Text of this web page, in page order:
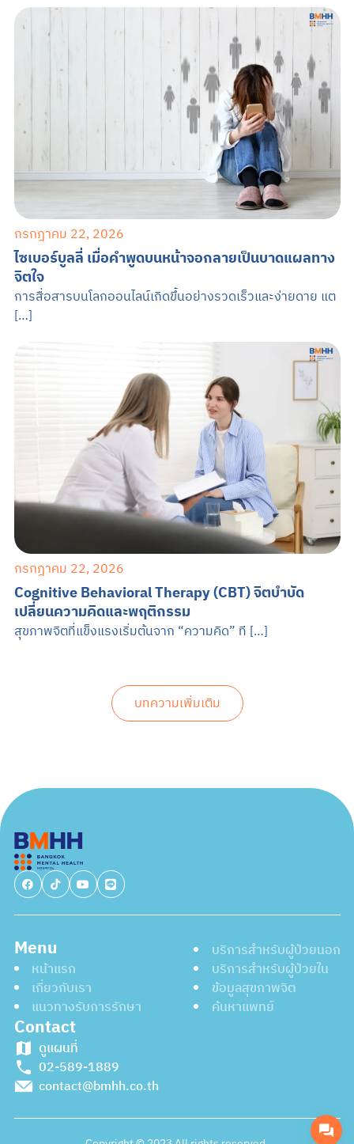
กรกฎาคม 22, 2026
ไซเบอร์บูลลี่ เมื่อคำพูดบนหน้าจอกลายเป็นบาดแผลทาง
จิตใจ
การสื่อสารบนโลกออนไลน์เกิดขึ้นอย่างรวดเร็วและง่ายดาย แต
[…]
กรกฎาคม 22, 2026
Cognitive Behavioral Therapy (CBT) จิตบำบัด
เปลี่ยนความคิดและพฤติกรรม
สุขภาพจิตที่แข็งแรงเริ่มต้นจาก “ความคิด” ที […]
บทความเพิ่มเติม
Menu
หน้าแรก
เกี่ยวกับเรา
แนวทางรับการรักษา
บริการสำหรับผู้ป่วยนอก
บริการสำหรับผู้ป่วยใน
ข้อมูลสุขภาพจิต
ค้นหาแพทย์
Contact
ดูแผนที่
02-589-1889
contact@bmhh.co.th